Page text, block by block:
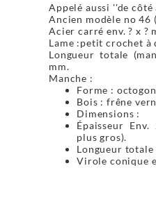
Appelé aussi ''de côté
Ancien modèle no 46
Acier carré env. ? x ?
Lame :petit crochet à
Longueur totale
mm.
Manche :
Forme :
Bois : frêne
Dimensions :
Épaisseur
plus gros).
Longueur totale
Virole conique